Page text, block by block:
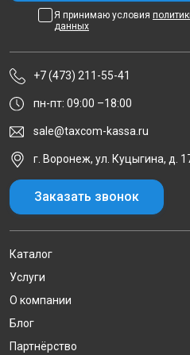
Я принимаю условия
данных
+7 (473) 211-55-41
пн-пт: 09:00 –18:00
sale@taxcom-kassa.ru
г. Воронеж, ул. Куцыгина, д.
Заказать звонок
Каталог
Услуги
О компании
Блог
Партнёрство